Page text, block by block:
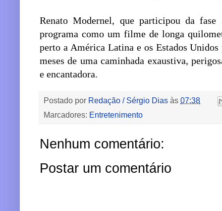
Renato Modernel, que participou da
programa como um filme de longa
perto a América Latina e os Estados
meses de uma caminhada exaustiva,
e encantadora.
Postado por Redação / Sérgio Dias às 07:38
Marcadores: Entretenimento
Nenhum comentário:
Postar um comentário